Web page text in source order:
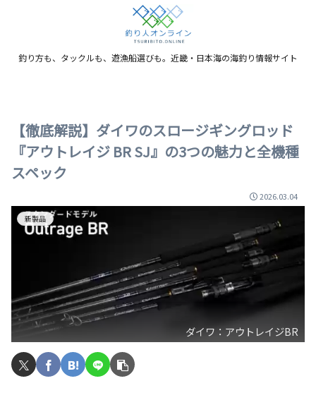
釣り方も、タックルも、遊漁船選びも。近畿・日本海の海釣り情報サイト
【徹底解説】ダイワのスロージギングロッド
『アウトレイジ BR SJ』の3つの魅力と全機種
スペック
2026.03.04
新製品
ダイワ：アウトレイジBR